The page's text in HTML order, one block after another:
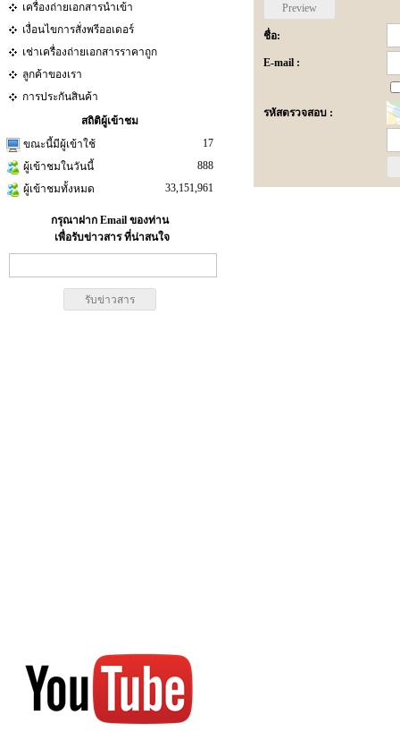
เครื่องถ่ายเอกสารนำเข้า
เงื่อนไขการสั่งพรีออเดอร์
เช่าเครื่องถ่ายเอกสารราคาถูก
ลูกค้าของเรา
การประกันสินค้า
สถิติผู้เข้าชม
ขณะนี้มีผู้เข้าใช้
17
ผู้เข้าชมในวันนี้
888
ผู้เข้าชมทั้งหมด
33,151,961
กรุณาฝาก Email ของท่าน
เพื่อรับข่าวสาร ที่น่าสนใจ
ชื่อ:
E-mail :
รหัสตรวจสอบ :